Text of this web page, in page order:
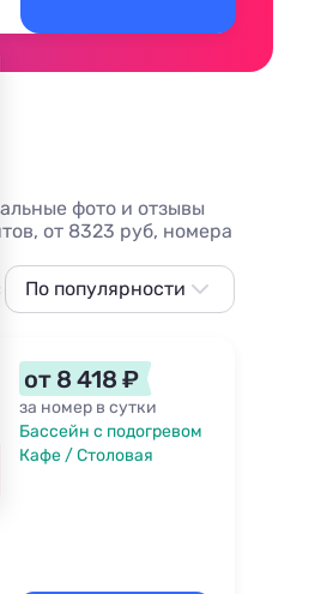
фото и отзывы
от 8323 руб, номера
пляжем
По популярности
Сначала дешевле
Сначала дороже
Ближе к морю
от 8 418 ₽
за номер в сутки
Бассейн с подогревом
Кафе / Столовая